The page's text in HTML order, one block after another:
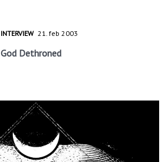
INTERVIEW 21. feb 2003
God Dethroned